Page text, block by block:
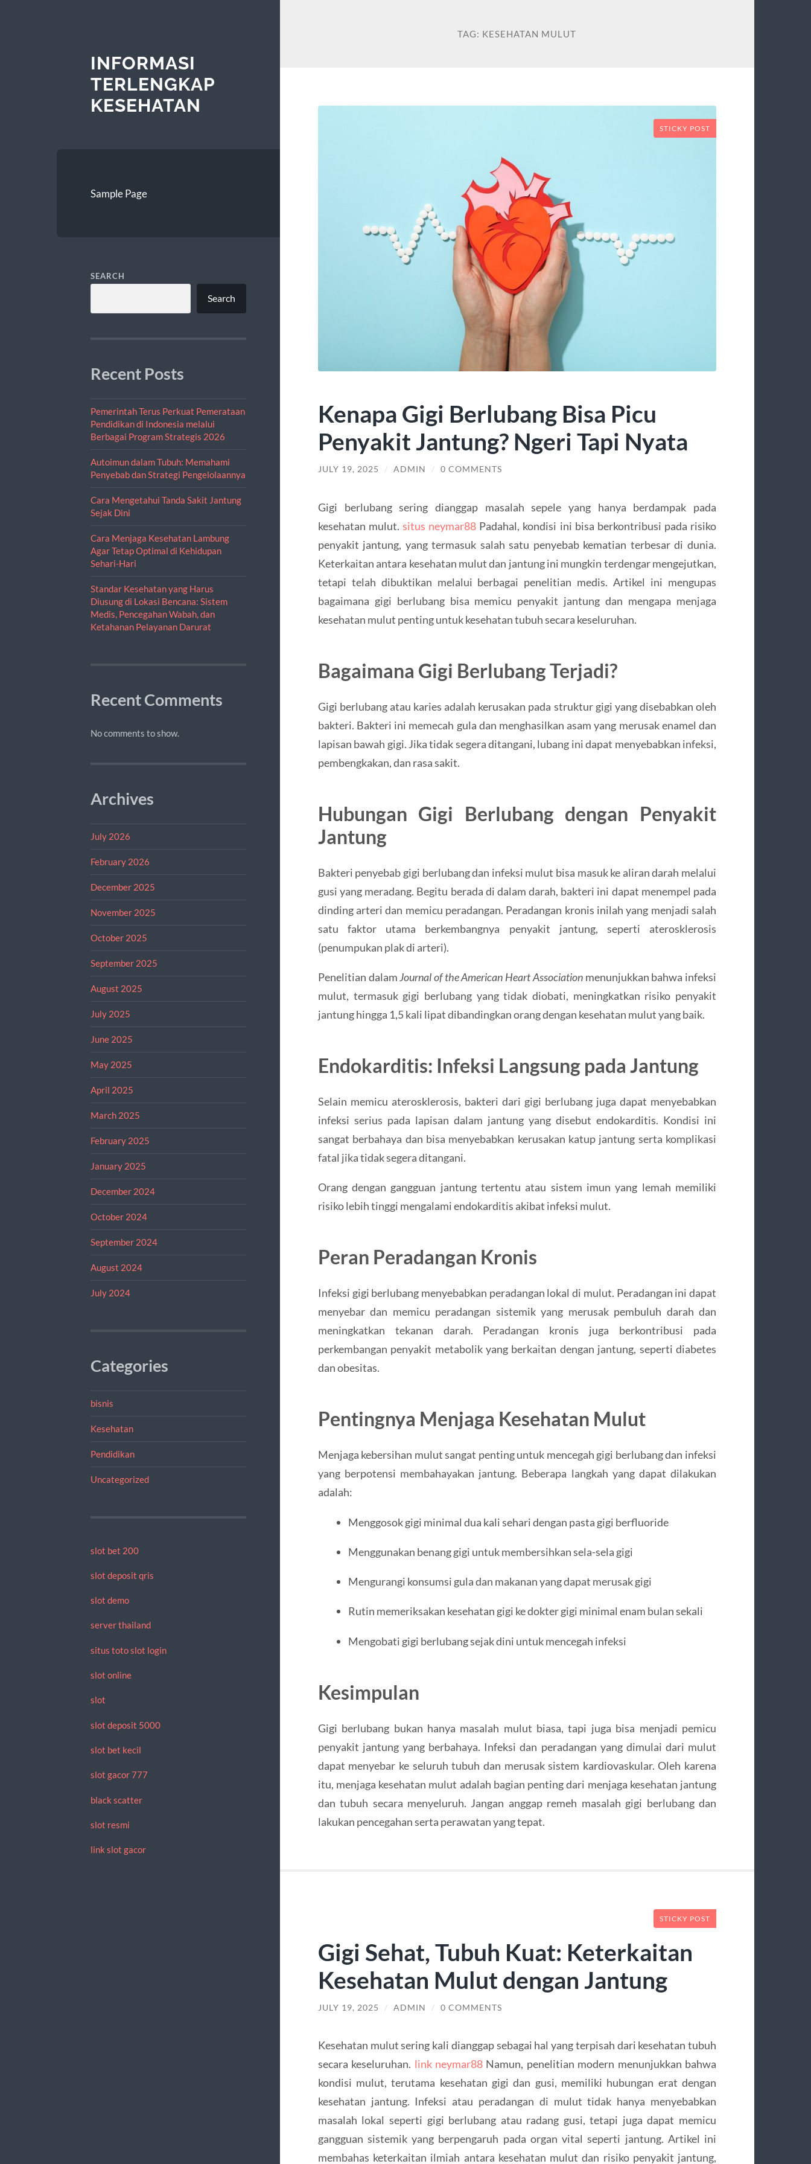
INFORMASI
TERLENGKAP
KESEHATAN
Sample Page
SEARCH
Search
Recent Posts
Pemerintah Terus Perkuat Pemerataan
Pendidikan di Indonesia melalui
Berbagai Program Strategis 2026
Autoimun dalam Tubuh: Memahami
Penyebab dan Strategi Pengelolaannya
Cara Mengetahui Tanda Sakit Jantung
Sejak Dini
Cara Menjaga Kesehatan Lambung
Agar Tetap Optimal di Kehidupan
Sehari-Hari
Standar Kesehatan yang Harus
Diusung di Lokasi Bencana: Sistem
Medis, Pencegahan Wabah, dan
Ketahanan Pelayanan Darurat
Recent Comments
No comments to show.
Archives
July 2026
February 2026
December 2025
November 2025
October 2025
September 2025
August 2025
July 2025
June 2025
May 2025
April 2025
March 2025
February 2025
January 2025
December 2024
October 2024
September 2024
August 2024
July 2024
Categories
bisnis
Kesehatan
Pendidikan
Uncategorized
slot bet 200
slot deposit qris
slot demo
server thailand
situs toto slot login
slot online
slot
slot deposit 5000
slot bet kecil
slot gacor 777
black scatter
slot resmi
link slot gacor
TAG: KESEHATAN MULUT
STICKY POST
Kenapa Gigi Berlubang Bisa Picu
Penyakit Jantung? Ngeri Tapi Nyata
JULY 19, 2025 / ADMIN / 0 COMMENTS
Gigi berlubang sering dianggap masalah sepele yang hanya berdampak pada
kesehatan mulut.situs neymar88 Padahal, kondisi ini bisa berkontribusi pada risiko
penyakit jantung, yang termasuk salah satu penyebab kematian terbesar di dunia.
Keterkaitan antara kesehatan mulut dan jantung ini mungkin terdengar mengejutkan,
tetapi telah dibuktikan melalui berbagai penelitian medis. Artikel ini mengupas
bagaimana gigi berlubang bisa memicu penyakit jantung dan mengapa menjaga
kesehatan mulut penting untuk kesehatan tubuh secara keseluruhan.
Bagaimana Gigi Berlubang Terjadi?
Gigi berlubang atau karies adalah kerusakan pada struktur gigi yang disebabkan oleh
bakteri. Bakteri ini memecah gula dan menghasilkan asam yang merusak enamel dan
lapisan bawah gigi. Jika tidak segera ditangani, lubang ini dapat menyebabkan infeksi,
pembengkakan, dan rasa sakit.
Hubungan Gigi Berlubang dengan Penyakit
Jantung
Bakteri penyebab gigi berlubang dan infeksi mulut bisa masuk ke aliran darah melalui
gusi yang meradang. Begitu berada di dalam darah, bakteri ini dapat menempel pada
dinding arteri dan memicu peradangan. Peradangan kronis inilah yang menjadi salah
satu faktor utama berkembangnya penyakit jantung, seperti aterosklerosis
(penumpukan plak di arteri).
Penelitian dalamJournal of the American Heart Associationmenunjukkan bahwa infeksi
mulut, termasuk gigi berlubang yang tidak diobati, meningkatkan risiko penyakit
jantung hingga 1,5 kali lipat dibandingkan orang dengan kesehatan mulut yang baik.
Endokarditis: Infeksi Langsung pada Jantung
Selain memicu aterosklerosis, bakteri dari gigi berlubang juga dapat menyebabkan
infeksi serius pada lapisan dalam jantung yang disebut endokarditis. Kondisi ini
sangat berbahaya dan bisa menyebabkan kerusakan katup jantung serta komplikasi
fatal jika tidak segera ditangani.
Orang dengan gangguan jantung tertentu atau sistem imun yang lemah memiliki
risiko lebih tinggi mengalami endokarditis akibat infeksi mulut.
Peran Peradangan Kronis
Infeksi gigi berlubang menyebabkan peradangan lokal di mulut. Peradangan ini dapat
menyebar dan memicu peradangan sistemik yang merusak pembuluh darah dan
meningkatkan tekanan darah. Peradangan kronis juga berkontribusi pada
perkembangan penyakit metabolik yang berkaitan dengan jantung, seperti diabetes
dan obesitas.
Pentingnya Menjaga Kesehatan Mulut
Menjaga kebersihan mulut sangat penting untuk mencegah gigi berlubang dan infeksi
yang berpotensi membahayakan jantung. Beberapa langkah yang dapat dilakukan
adalah:
Menggosok gigi minimal dua kali sehari dengan pasta gigi berfluoride
Menggunakan benang gigi untuk membersihkan sela-sela gigi
Mengurangi konsumsi gula dan makanan yang dapat merusak gigi
Rutin memeriksakan kesehatan gigi ke dokter gigi minimal enam bulan sekali
Mengobati gigi berlubang sejak dini untuk mencegah infeksi
Kesimpulan
Gigi berlubang bukan hanya masalah mulut biasa, tapi juga bisa menjadi pemicu
penyakit jantung yang berbahaya. Infeksi dan peradangan yang dimulai dari mulut
dapat menyebar ke seluruh tubuh dan merusak sistem kardiovaskular. Oleh karena
itu, menjaga kesehatan mulut adalah bagian penting dari menjaga kesehatan jantung
dan tubuh secara menyeluruh. Jangan anggap remeh masalah gigi berlubang dan
lakukan pencegahan serta perawatan yang tepat.
STICKY POST
Gigi Sehat, Tubuh Kuat: Keterkaitan
Kesehatan Mulut dengan Jantung
JULY 19, 2025 / ADMIN / 0 COMMENTS
Kesehatan mulut sering kali dianggap sebagai hal yang terpisah dari kesehatan tubuh
secara keseluruhan. link neymar88 Namun, penelitian modern menunjukkan bahwa
kondisi mulut, terutama kesehatan gigi dan gusi, memiliki hubungan erat dengan
kesehatan jantung. Infeksi atau peradangan di mulut tidak hanya menyebabkan
masalah lokal seperti gigi berlubang atau radang gusi, tetapi juga dapat memicu
gangguan sistemik yang berpengaruh pada organ vital seperti jantung. Artikel ini
membahas keterkaitan ilmiah antara kesehatan mulut dan risiko penyakit jantung,